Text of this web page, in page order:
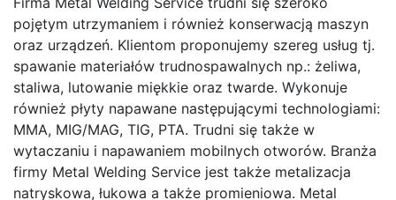
pojętym utrzymaniem i również konserwacją maszyn
oraz urządzeń. Klientom proponujemy szereg usług tj.
spawanie materiałów trudnospawalnych np.: żeliwa,
staliwa, lutowanie miękkie oraz twarde. Wykonuje
również płyty napawane następującymi technologiami:
MMA, MIG/MAG, TIG, PTA. Trudni się także w
wytaczaniu i napawaniem mobilnych otworów. Branża
firmy Metal Welding Service jest także metalizacja
natryskowa, łukowa a także promieniowa. Metal